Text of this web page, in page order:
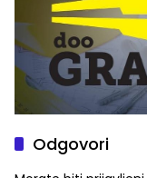
Odgovori